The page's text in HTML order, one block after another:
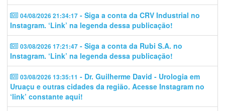
04/08/2026 21:34:17 - Siga a conta da CRV Industrial no
Instagram. ‘Link’ na legenda dessa publicação!
03/08/2026 17:21:47 - Siga a conta da Rubi S.A. no
Instagram. ‘Link’ na legenda dessa publicação!
03/08/2026 13:35:11 - Dr. Guilherme David - Urologia em
Uruaçu e outras cidades da região. Acesse Instagram no
‘link’ constante aqui!